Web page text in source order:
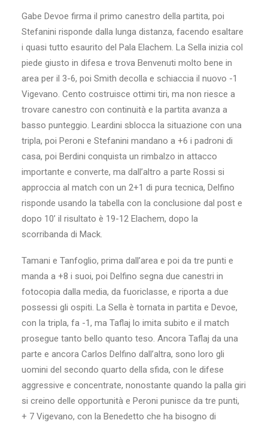
Gabe Devoe firma il primo canestro della partita, poi
Stefanini risponde dalla lunga distanza, facendo esaltare
i quasi tutto esaurito del Pala Elachem. La Sella inizia col
piede giusto in difesa e trova Benvenuti molto bene in
area per il 3-6, poi Smith decolla e schiaccia il nuovo -1
Vigevano. Cento costruisce ottimi tiri, ma non riesce a
trovare canestro con continuità e la partita avanza a
basso punteggio. Leardini sblocca la situazione con una
tripla, poi Peroni e Stefanini mandano a +6 i padroni di
casa, poi Berdini conquista un rimbalzo in attacco
importante e converte, ma dall’altro a parte Rossi si
approccia al match con un 2+1 di pura tecnica, Delfino
risponde usando la tabella con la conclusione dal post e
dopo 10’ il risultato è 19-12 Elachem, dopo la
scorribanda di Mack.
Tamani e Tanfoglio, prima dall’area e poi da tre punti e
manda a +8 i suoi, poi Delfino segna due canestri in
fotocopia dalla media, da fuoriclasse, e riporta a due
possessi gli ospiti. La Sella è tornata in partita e Devoe,
con la tripla, fa -1, ma Taflaj lo imita subito e il match
prosegue tanto bello quanto teso. Ancora Taflaj da una
parte e ancora Carlos Delfino dall’altra, sono loro gli
uomini del secondo quarto della sfida, con le difese
aggressive e concentrate, nonostante quando la palla giri
si creino delle opportunità e Peroni punisce da tre punti,
+ 7 Vigevano, con la Benedetto che ha bisogno di